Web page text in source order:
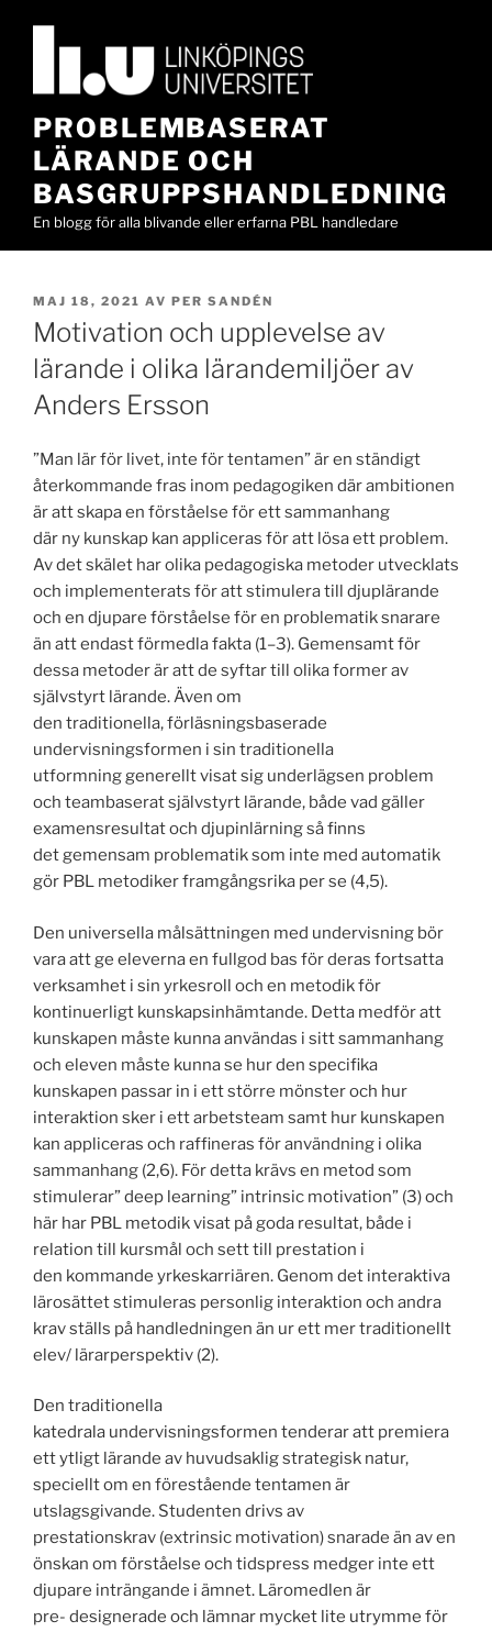
PROBLEMBASERAT
LÄRANDE OCH
BASGRUPPSHANDLEDNING
En blogg för alla blivande eller erfarna PBL handledare
PUBLICERAT
MAJ 18, 2021 AV PER SANDÉN
Motivation och upplevelse av
lärande i olika lärandemiljöer av
Anders Ersson
”Man lär för livet, inte för tentamen” är en ständigt
återkommande fras inom pedagogiken där ambitionen
är att skapa en förståelse för ett sammanhang
där ny kunskap kan appliceras för att lösa ett problem.
Av det skälet har olika pedagogiska metoder utvecklats
och implementerats för att stimulera till djuplärande
och en djupare förståelse för en problematik snarare
än att endast förmedla fakta (1–3). Gemensamt för
dessa metoder är att de syftar till olika former av
självstyrt lärande. Även om
den traditionella, förläsningsbaserade
undervisningsformen i sin traditionella
utformning generellt visat sig underlägsen problem
och teambaserat självstyrt lärande, både vad gäller
examensresultat och djupinlärning så finns
det gemensam problematik som inte med automatik
gör PBL metodiker framgångsrika per se (4,5).
Den universella målsättningen med undervisning bör
vara att ge eleverna en fullgod bas för deras fortsatta
verksamhet i sin yrkesroll och en metodik för
kontinuerligt kunskapsinhämtande. Detta medför att
kunskapen måste kunna användas i sitt sammanhang
och eleven måste kunna se hur den specifika
kunskapen passar in i ett större mönster och hur
interaktion sker i ett arbetsteam samt hur kunskapen
kan appliceras och raffineras för användning i olika
sammanhang (2,6). För detta krävs en metod som
stimulerar” deep learning” intrinsic motivation” (3) och
här har PBL metodik visat på goda resultat, både i
relation till kursmål och sett till prestation i
den kommande yrkeskarriären. Genom det interaktiva
lärosättet stimuleras personlig interaktion och andra
krav ställs på handledningen än ur ett mer traditionellt
elev/ lärarperspektiv (2).
Den traditionella
katedrala undervisningsformen tenderar att premiera
ett ytligt lärande av huvudsaklig strategisk natur,
speciellt om en förestående tentamen är
utslagsgivande. Studenten drivs av
prestationskrav (extrinsic motivation) snarade än av en
önskan om förståelse och tidspress medger inte ett
djupare inträngande i ämnet. Läromedlen är
pre- designerade och lämnar mycket lite utrymme för